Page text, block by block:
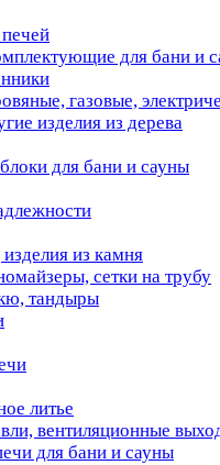
для бани и
газовые,
изделия из дерева
для бани и сауны
из камня
сетки на трубу
тандыры
литье
вeнтиляционные
для бани и сауны